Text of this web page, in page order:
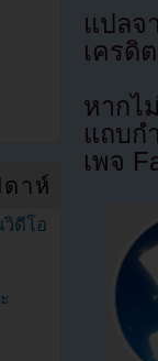
แปล
เครดิ
หากไ
แถบก
เพจ
าห์
ดีโอ